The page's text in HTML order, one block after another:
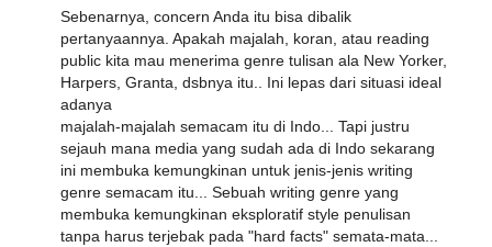
Sebenarnya, concern Anda itu bisa dibalik
pertanyaannya. Apakah majalah, koran, atau reading
public kita mau menerima genre tulisan ala New Yorker,
Harpers, Granta, dsbnya itu.. Ini lepas dari situasi ideal
adanya
majalah-majalah semacam itu di Indo... Tapi justru
sejauh mana media yang sudah ada di Indo sekarang
ini membuka kemungkinan untuk jenis-jenis writing
genre semacam itu... Sebuah writing genre yang
membuka kemungkinan eksploratif style penulisan
tanpa harus terjebak pada "hard facts" semata-mata...